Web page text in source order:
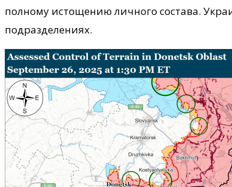
полному истощению личного состава.
подразделениях.